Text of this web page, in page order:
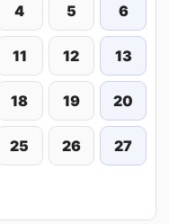
4 5 6
11 12 13
18 19 20
25 26 27